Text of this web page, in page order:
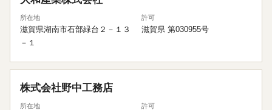
所在地
滋賀県湖南市石部緑台２－１３
－１
許可
滋賀県 第030955号
株式会社野中工務店
所在地 許可